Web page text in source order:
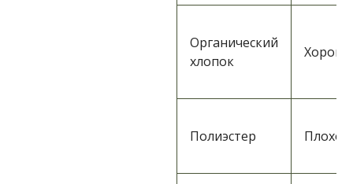
Органический
хлопок
Полиэстер Плохо